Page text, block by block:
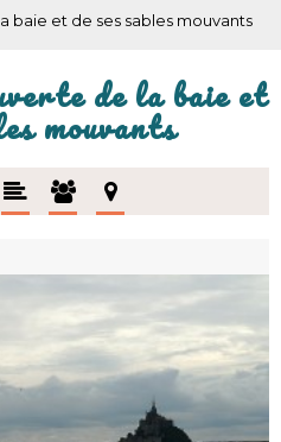
et de ses sables mouvants
de la baie et
mouvants